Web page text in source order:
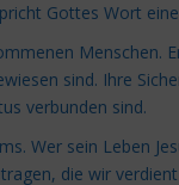
Gottes Wort
Menschen.
sind. Ihre
verbunden sind.
Wer sein Leben
die wir